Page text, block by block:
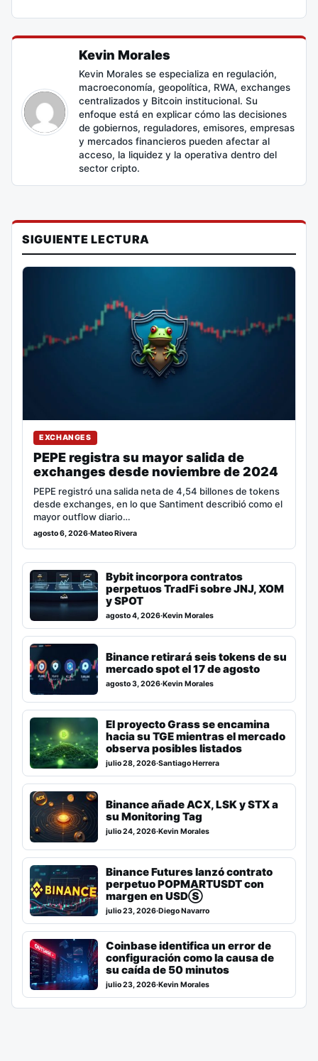
Kevin Morales
Kevin Morales se especializa en regulación,
macroeconomía, geopolítica, RWA, exchanges
centralizados y Bitcoin institucional. Su
enfoque está en explicar cómo las decisiones
de gobiernos, reguladores, emisores, empresas
y mercados financieros pueden afectar al
acceso, la liquidez y la operativa dentro del
sector cripto.
SIGUIENTE LECTURA
EXCHANGES
PEPE registra su mayor salida de
exchanges desde noviembre de 2024
PEPE registró una salida neta de 4,54 billones de tokens
desde exchanges, en lo que Santiment describió como el
mayor outflow diario…
agosto 6, 2026·Mateo Rivera
Bybit incorpora contratos
perpetuos TradFi sobre JNJ, XOM
y SPOT
agosto 4, 2026·Kevin Morales
Binance retirará seis tokens de su
mercado spot el 17 de agosto
agosto 3, 2026·Kevin Morales
El proyecto Grass se encamina
hacia su TGE mientras el mercado
observa posibles listados
julio 28, 2026·Santiago Herrera
Binance añade ACX, LSK y STX a
su Monitoring Tag
julio 24, 2026·Kevin Morales
Binance Futures lanzó contrato
perpetuo POPMARTUSDT con
margen en USDⓈ
julio 23, 2026·Diego Navarro
Coinbase identifica un error de
configuración como la causa de
su caída de 50 minutos
julio 23, 2026·Kevin Morales